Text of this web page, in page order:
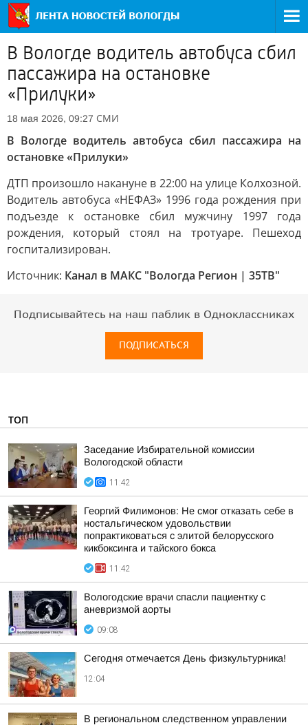
В Вологде водитель автобуса сбил
пассажира на остановке
«Прилуки»
18 мая 2026, 09:27 СМИ
В Вологде водитель автобуса сбил пассажира на
остановке «Прилуки»
ДТП произошло накануне в 22:00 на улице Колхозной.
Водитель автобуса «НЕФАЗ» 1996 года рождения при
подъезде к остановке сбил мужчину 1997 года
рождения, который стоял на тротуаре. Пешеход
госпитализирован.
Источник: Канал в МАКС "Вологда Регион | 35ТВ"
Подписывайтесь на наш паблик в Одноклассниках
ПОДПИСАТЬСЯ
ТОП
Заседание Избирательной комиссии
Вологодской области
11:42
Георгий Филимонов: Не смог отказать себе в
ностальгическом удовольствии
попрактиковаться с элитой белорусского
кикбоксинга и тайского бокса
11:42
Вологодские врачи спасли пациентку с
аневризмой аорты
09:08
Сегодня отмечается День физкультурника!
12:04
В региональном следственном управлении